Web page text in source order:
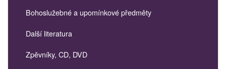
Bohoslužebné a upomínkové předměty
Další literatura
Zpěvníky, CD, DVD